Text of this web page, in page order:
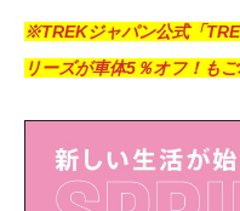
※TREKジャパン公式「
リーズが車体5％オフ！も